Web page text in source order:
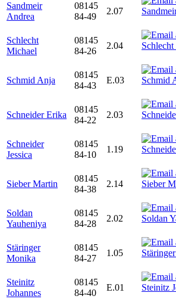
Sandmeir
Andrea
08145
84-49
2.07
Schlecht
Michael
08145
84-26
2.04
Schmid Anja
08145
84-43
E.03
Schneider Erika
08145
84-22
2.03
Schneider
Jessica
08145
84-10
1.19
Sieber Martin
08145
84-38
2.14
Soldan
Yauheniya
08145
84-28
2.02
Stäringer
Monika
08145
84-27
1.05
Steinitz
Johannes
08145
84-40
E.01